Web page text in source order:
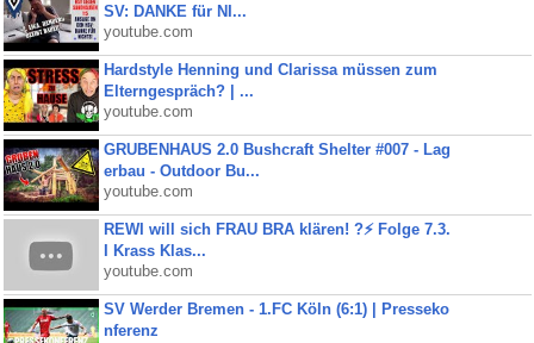
SV: DANKE für NI...
youtube.com
Hardstyle Henning und Clarissa müssen zum
Elterngespräch? | ...
youtube.com
GRUBENHAUS 2.0 Bushcraft Shelter #007 - Lag
erbau - Outdoor Bu...
youtube.com
REWI will sich FRAU BRA klären! ?⚡️ Folge 7.3.
I Krass Klas...
youtube.com
SV Werder Bremen - 1.FC Köln (6:1) | Presseko
nferenz